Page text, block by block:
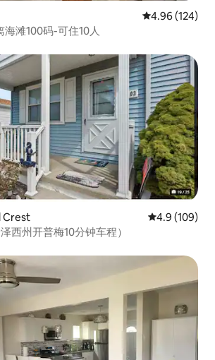
平均评分 4.96
4.96 (124)
滩100码-可住10人
Crest 平均评分 4.9
4.9 (109)
西州开普梅10分钟车程）